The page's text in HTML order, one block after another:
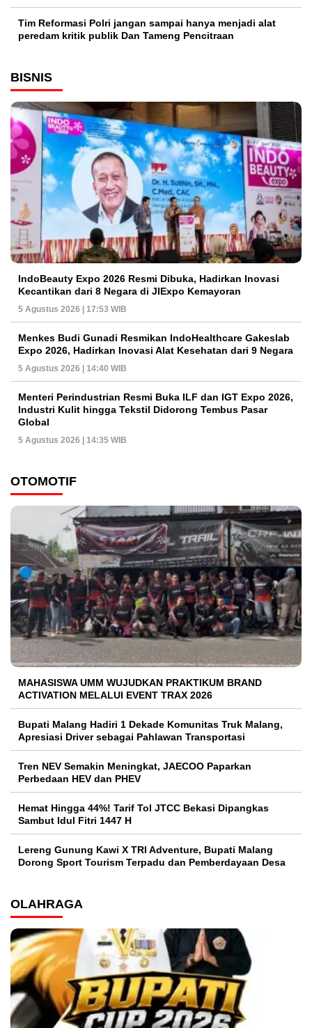
Tim Reformasi Polri jangan sampai hanya menjadi alat
peredam kritik publik Dan Tameng Pencitraan
BISNIS
IndoBeauty Expo 2026 Resmi Dibuka, Hadirkan Inovasi
Kecantikan dari 8 Negara di JIExpo Kemayoran
5 Agustus 2026 | 17:53 WIB
Menkes Budi Gunadi Resmikan IndoHealthcare Gakeslab
Expo 2026, Hadirkan Inovasi Alat Kesehatan dari 9 Negara
5 Agustus 2026 | 14:40 WIB
Menteri Perindustrian Resmi Buka ILF dan IGT Expo 2026,
Industri Kulit hingga Tekstil Didorong Tembus Pasar
Global
5 Agustus 2026 | 14:35 WIB
OTOMOTIF
MAHASISWA UMM WUJUDKAN PRAKTIKUM BRAND
ACTIVATION MELALUI EVENT TRAX 2026
Bupati Malang Hadiri 1 Dekade Komunitas Truk Malang,
Apresiasi Driver sebagai Pahlawan Transportasi
Tren NEV Semakin Meningkat, JAECOO Paparkan
Perbedaan HEV dan PHEV
Hemat Hingga 44%! Tarif Tol JTCC Bekasi Dipangkas
Sambut Idul Fitri 1447 H
Lereng Gunung Kawi X TRI Adventure, Bupati Malang
Dorong Sport Tourism Terpadu dan Pemberdayaan Desa
OLAHRAGA